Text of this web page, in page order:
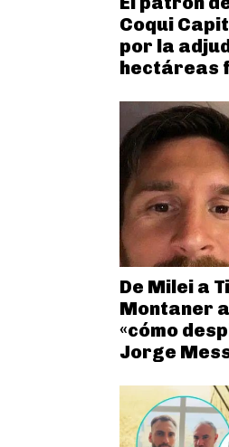
Coqui
por la
hectáreas
De Milei a
Montaner
«cómo
Jorge